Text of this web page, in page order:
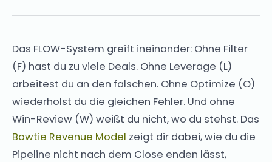
Das FLOW-System greift ineinander: Ohne Filter
(F) hast du zu viele Deals. Ohne Leverage (L)
arbeitest du an den falschen. Ohne Optimize (O)
wiederholst du die gleichen Fehler. Und ohne
Win-Review (W) weißt du nicht, wo du stehst. Das
Bowtie Revenue Model zeigt dir dabei, wie du die
Pipeline nicht nach dem Close enden lässt,